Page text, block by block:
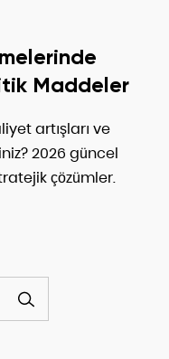
Maddeler
artışları ve
2026 güncel
çözümler.